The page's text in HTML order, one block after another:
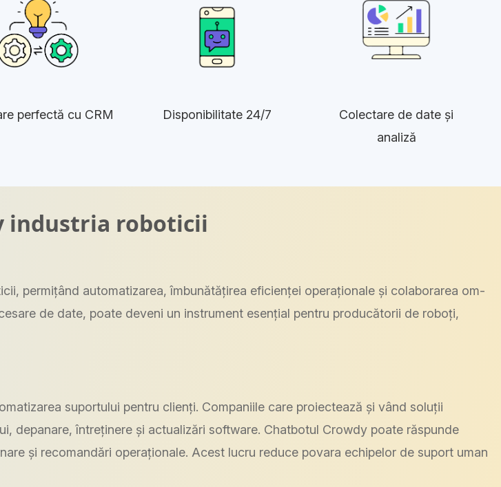
perfectă cu CRM Disponibilitate 24/7
Colectare de date și
analiză
industria roboticii
permițând automatizarea, îmbunătățirea eficienței operaționale și colaborarea om-
de date, poate deveni un instrument esențial pentru producătorii de roboți,
suportului pentru clienți. Companiile care proiectează și vând soluții
depanare, întreținere și actualizări software. Chatbotul Crowdy poate răspunde
și recomandări operaționale. Acest lucru reduce povara echipelor de suport uman